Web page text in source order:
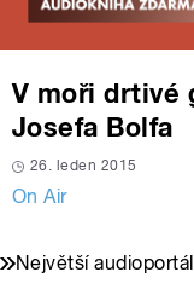
V moři drtivé
Josefa Bolfa
26. leden 2015
On Air
Největší